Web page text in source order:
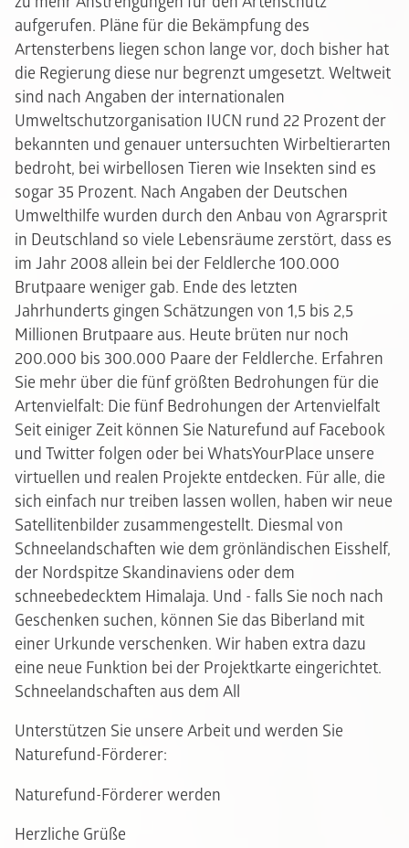
aufgerufen. Pläne für die Bekämpfung des
Artensterbens liegen schon lange vor, doch bisher hat
die Regierung diese nur begrenzt umgesetzt. Weltweit
sind nach Angaben der internationalen
Umweltschutzorganisation IUCN rund 22 Prozent der
bekannten und genauer untersuchten Wirbeltierarten
bedroht, bei wirbellosen Tieren wie Insekten sind es
sogar 35 Prozent. Nach Angaben der Deutschen
Umwelthilfe wurden durch den Anbau von Agrarsprit
in Deutschland so viele Lebensräume zerstört, dass es
im Jahr 2008 allein bei der Feldlerche 100.000
Brutpaare weniger gab. Ende des letzten
Jahrhunderts gingen Schätzungen von 1,5 bis 2,5
Millionen Brutpaare aus. Heute brüten nur noch
200.000 bis 300.000 Paare der Feldlerche. Erfahren
Sie mehr über die fünf größten Bedrohungen für die
Artenvielfalt: Die fünf Bedrohungen der Artenvielfalt
Seit einiger Zeit können Sie Naturefund auf Facebook
und Twitter folgen oder bei WhatsYourPlace unsere
virtuellen und realen Projekte entdecken. Für alle, die
sich einfach nur treiben lassen wollen, haben wir neue
Satellitenbilder zusammengestellt. Diesmal von
Schneelandschaften wie dem grönländischen Eisshelf,
der Nordspitze Skandinaviens oder dem
schneebedecktem Himalaja. Und - falls Sie noch nach
Geschenken suchen, können Sie das Biberland mit
einer Urkunde verschenken. Wir haben extra dazu
eine neue Funktion bei der Projektkarte eingerichtet.
Schneelandschaften aus dem Al
Unterstützen Sie unsere Arbeit und werden Sie
Naturefund-Förderer:
Naturefund-Förderer werden
Herzliche Grüße